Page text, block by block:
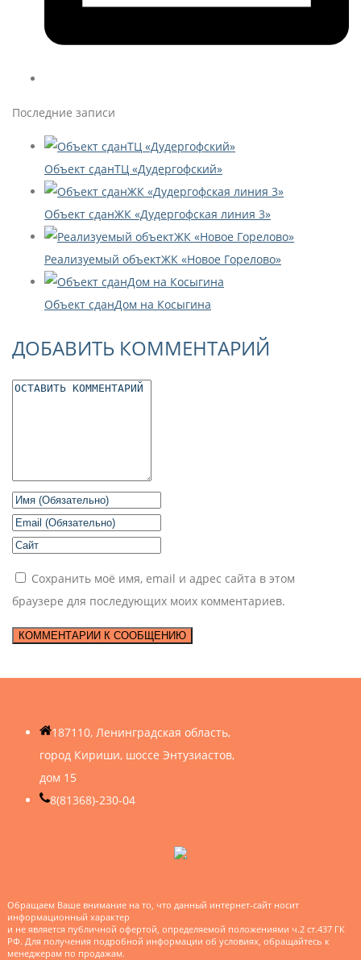
Последние записи
Объект сданТЦ «Дудергофский»
Объект сданЖК «Дудергофская линия 3»
Реализуемый объектЖК «Новое Горелово»
Объект сданДом на Косыгина
ДОБАВИТЬ КОММЕНТАРИЙ
Сохранить моё имя, email и адрес сайта в этом
браузере для последующих моих комментариев.
187110, Ленинградская область,
город Кириши, шоссе Энтузиастов,
дом 15
8(81368)-230-04
Обращаем Ваше внимание на то, что данный интернет-сайт носит
информационный характер
и не является публичной офертой, определяемой положениями ч.2 ст.437 ГК
РФ. Для получения подробной информации об условиях, обращайтесь к
менеджерам по продажам.